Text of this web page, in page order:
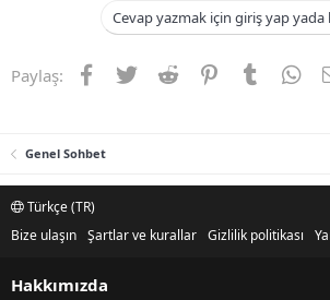
Cevap yazmak için giriş yap yada
Paylaş: Facebook
TwitterReddit PinterestTumblr
Genel Sohbet
Türkçe (TR)
Bize ulaşın Şartlar ve kurallar Gizlilik politikası
Hakkımızda